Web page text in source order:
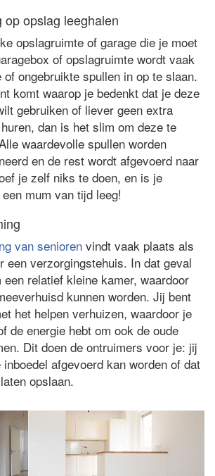
opslag leeghalen
opslagruimte of garage die je moet
of opslagruimte wordt vaak
ongebruikte spullen in op te slaan.
komt waarop je bedenkt dat je deze
gebruiken of liever geen extra
dan is het slim om deze te
waardevolle spullen worden
en de rest wordt afgevoerd naar
je zelf niks te doen, en is je
mum van tijd leeg!
van senioren vindt vaak plaats als
een verzorgingstehuis. In dat geval
relatief kleine kamer, waardoor
kunnen worden. Jij bent
het helpen verhuizen, waardoor je
de energie hebt om ook de oude
Dit doen de ontruimers voor je: jij
afgevoerd kan worden of dat
opslaan.